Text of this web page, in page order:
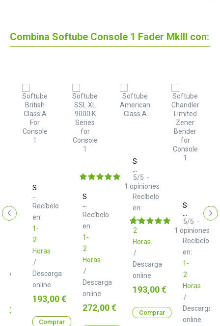
Combina Softube Console 1 Fader MkIII con:
€
Softube
British
Class
A
For
Console
1
Recíbelo
en:
1-
2
Horas
/
Descarga
online
Precio
193,00 €
Comprar
Softube
SSL
XL
9000
K
Series
for
Console
1
Recíbelo
en:
1-
2
Horas
/
Descarga
online
Precio
272,00 €
Softube
American
Class
A
Recíbelo
en:
1-
2
Horas
/
Descarga
online
5/5 -
1 opiniones
Precio
193,00 €
Comprar
Softube
Chandler
Limited
Zener
Bender
for
Console
1
Recíbelo
en:
1-
2
Horas
/
Descarga
online
5/5 -
1 opiniones